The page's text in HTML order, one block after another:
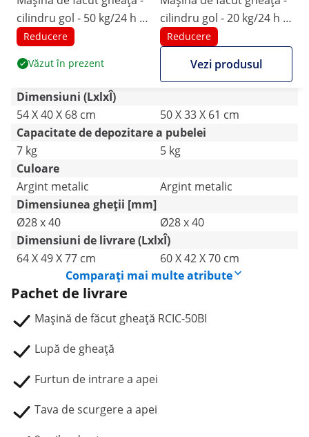
cilindru gol - 50 kg/24 h -
7 capacitate de kg - 310}
Catering
Reducere
Văzut în prezent
cilindru gol - 20 kg/24 h -
5 capacitate de kg - 165}
W - Oțel inoxidabil - Royal
Catering
Reducere
Vezi produsul
Dimensiuni (LxlxÎ)
54 X 40 X 68 cm
50 X 33 X 61 cm
Capacitate de depozitare a pubelei
7 kg
5 kg
Culoare
Argint metalic
Argint metalic
Dimensiunea gheții [mm]
Ø28 x 40
Ø28 x 40
Dimensiuni de livrare (LxlxÎ)
64 X 49 X 77 cm
60 X 42 X 70 cm
Comparați mai multe atribute
Pachet de livrare
Mașină de făcut gheață RCIC-50BI
Lupă de gheață
Furtun de intrare a apei
Tava de scurgere a apei